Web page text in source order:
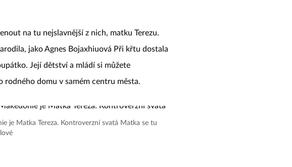
na tu nejslavnější z nich, matku Terezu.
jako Agnes Bojaxhiuová Při křtu dostala
Její dětství a mládí si můžete
domu v samém centru města.
je Matka Tereza. Kontroverzní svatá Matka se tu